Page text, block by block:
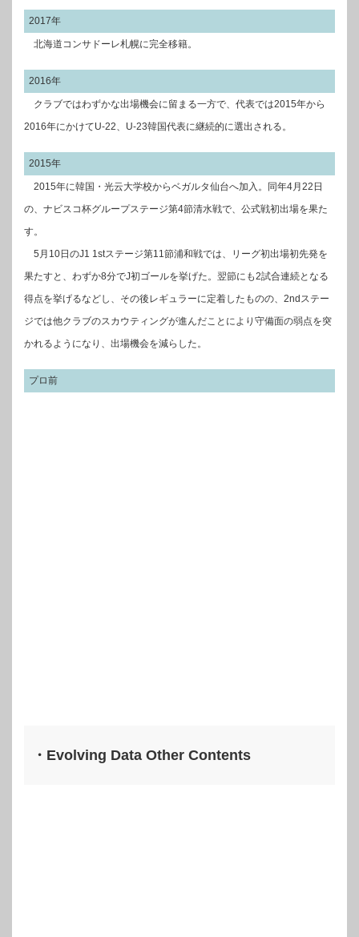
2017年
北海道コンサドーレ札幌に完全移籍。
2016年
クラブではわずかな出場機会に留まる一方で、代表では2015年から
2016年にかけてU-22、U-23韓国代表に継続的に選出される。
2015年
2015年に韓国・光云大学校からベガルタ仙台へ加入。同年4月22日
の、ナビスコ杯グループステージ第4節清水戦で、公式戦初出場を果た
す。
5月10日のJ1 1stステージ第11節浦和戦では、リーグ初出場初先発を
果たすと、わずか8分でJ初ゴールを挙げた。翌節にも2試合連続となる
得点を挙げるなどし、その後レギュラーに定着したものの、2ndステー
ジでは他クラブのスカウティングが進んだことにより守備面の弱点を突
かれるようになり、出場機会を減らした。
プロ前
・Evolving Data Other Contents